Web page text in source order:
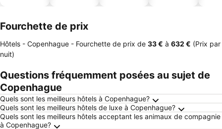
Fourchette de prix
Hôtels - Copenhague - Fourchette de prix de ‎33 € à ‎632 € (Prix par
nuit)
Questions fréquemment posées au sujet de
Copenhague
Quels sont les meilleurs hôtels à Copenhague?
Quels sont les meilleurs hôtels de luxe à Copenhague?
Quels sont les meilleurs hôtels acceptant les animaux de compagnie
à Copenhague?